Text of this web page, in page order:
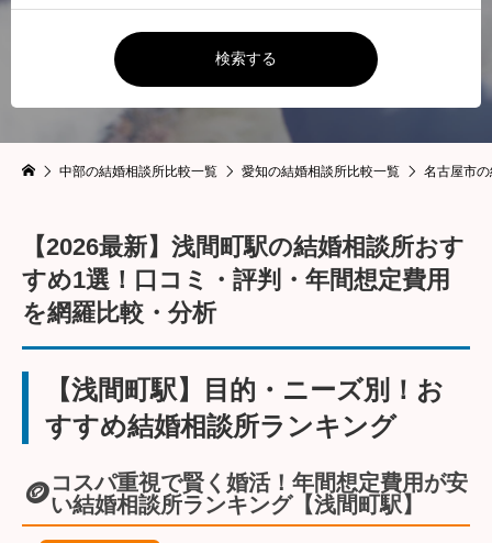
検索する
中部の結婚相談所比較一覧 愛知の結婚相談所比較一覧 名古屋市
【2026最新】浅間町駅の結婚相談所おす
すめ1選！口コミ・評判・年間想定費用
を網羅比較・分析
【浅間町駅】目的・ニーズ別！お
すすめ結婚相談所ランキング
🪙コスパ重視で賢く婚活！年間想定費用が安
い結婚相談所ランキング【浅間町駅】